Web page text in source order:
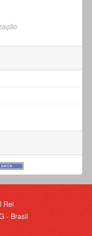
Rei
- Brasil